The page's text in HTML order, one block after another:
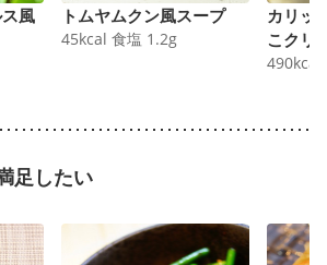
風
トムヤムクン風スープ
45kcal 食塩 1.2g
カリッ
こクリ
490kcal
足したい